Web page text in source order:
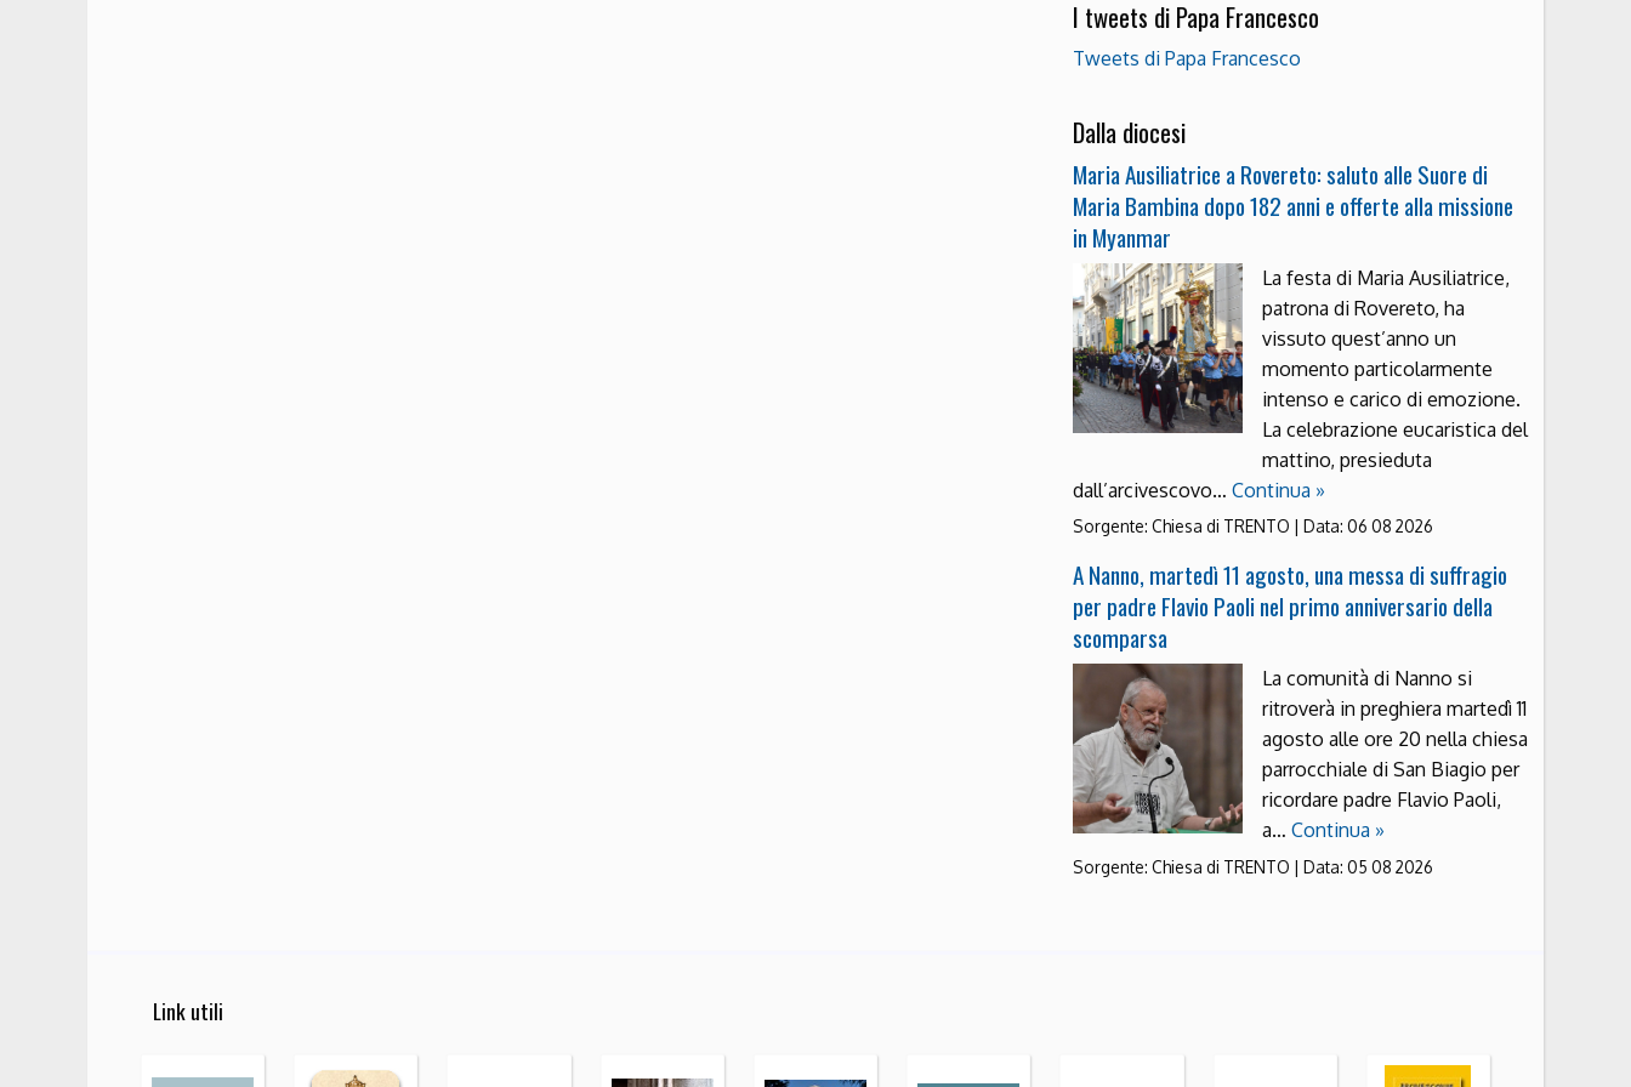
I tweets di Papa Francesco
Tweets di Papa Francesco
Dalla diocesi
Maria Ausiliatrice a Rovereto: saluto alle Suore di
Maria Bambina dopo 182 anni e offerte alla missione
in Myanmar
La festa di Maria Ausiliatrice,
patrona di Rovereto, ha
vissuto quest’anno un
momento particolarmente
intenso e carico di emozione.
La celebrazione eucaristica del
mattino, presieduta
dall’arcivescovo… Continua »
Sorgente: Chiesa di TRENTO | Data: 06 08 2026
A Nanno, martedì 11 agosto, una messa di suffragio
per padre Flavio Paoli nel primo anniversario della
scomparsa
La comunità di Nanno si
ritroverà in preghiera martedì 11
agosto alle ore 20 nella chiesa
parrocchiale di San Biagio per
ricordare padre Flavio Paoli,
a… Continua »
Sorgente: Chiesa di TRENTO | Data: 05 08 2026
Link utili